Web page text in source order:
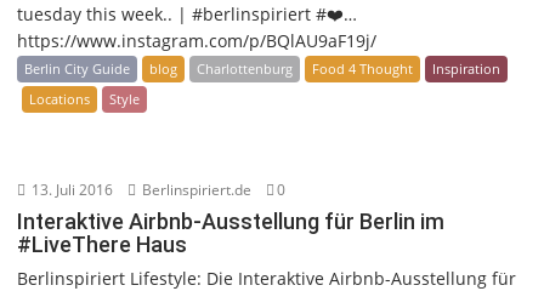
tuesday this week.. | #berlinspiriert #❤️…
https://www.instagram.com/p/BQlAU9aF19j/
Berlin City Guide blog Charlottenburg Food 4 Thought
Inspiration
Locations
Style
13. Juli 2016 Berlinspiriert.de 0
Interaktive Airbnb-Ausstellung für Berlin im
#LiveThere Haus
Berlinspiriert Lifestyle: Die Interaktive Airbnb-Ausstellung für